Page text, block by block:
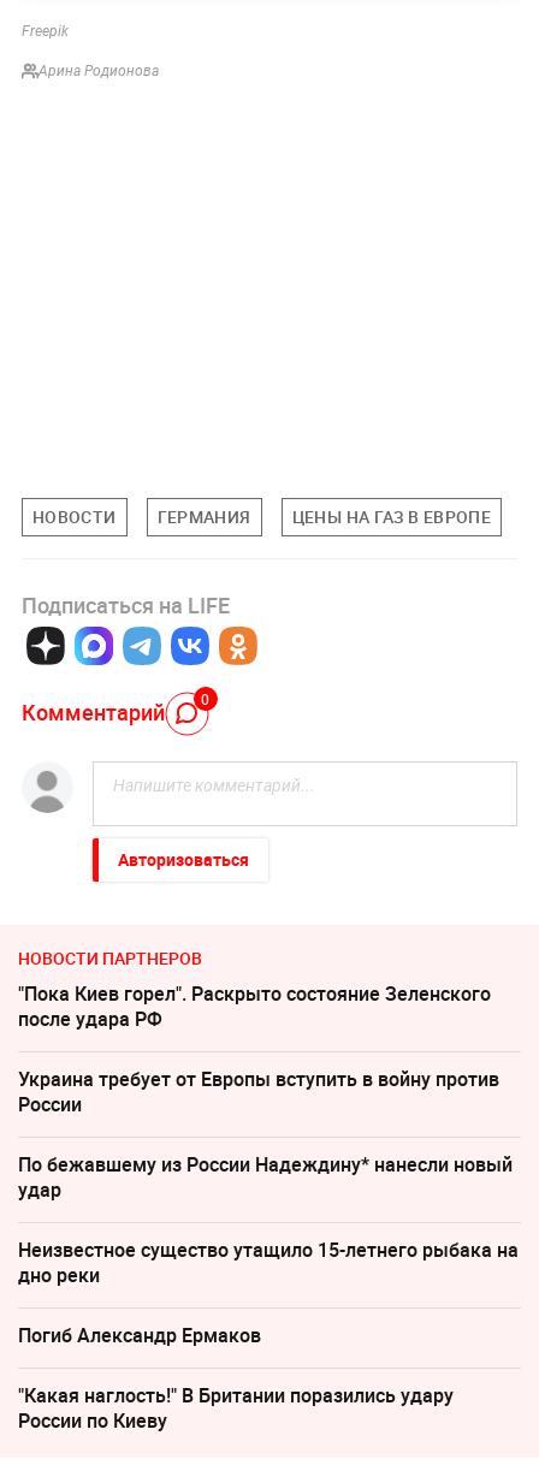
Freepik
Арина Родионова
НОВОСТИ ГЕРМАНИЯ ЦЕНЫ НА ГАЗ В ЕВРОПЕ
Подписаться на LIFE
Комментарий 0
Авторизоваться
НОВОСТИ ПАРТНЕРОВ
"Пока Киев горел". Раскрыто состояние Зеленского
после удара РФ
Украина требует от Европы вступить в войну против
России
По бежавшему из России Надеждину* нанесли новый
удар
Неизвестное существо утащило 15-летнего рыбака на
дно реки
Погиб Александр Ермаков
"Какая наглость!" В Британии поразились удару
России по Киеву